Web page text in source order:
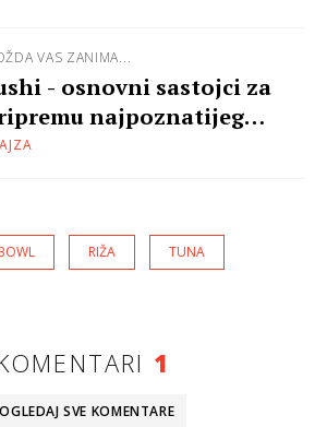
VAS ZANIMA...
- osnovni sastojci za
najpoznatijeg
jela
RIŽA TUNA
1
SVE KOMENTARE